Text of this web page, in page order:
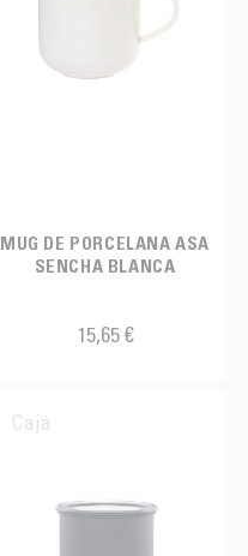
MUG DE PORCELANA ASA
SENCHA BLANCA
15,65 €
Caja